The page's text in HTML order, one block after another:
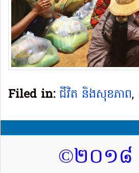
Filed in: ជីវិត និងសុខភាព,
©២០១៨